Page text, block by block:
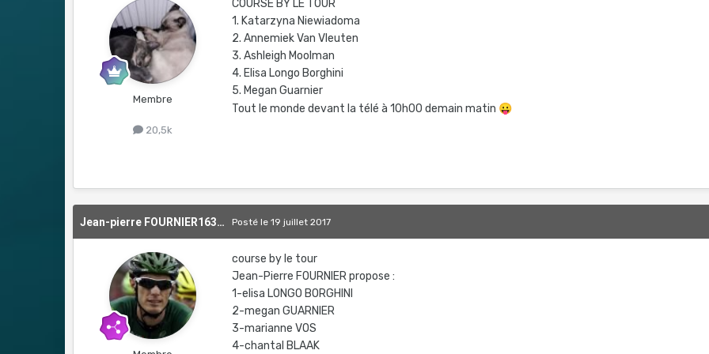
Membre
20,5k
COURSE BY LE TOUR
1. Katarzyna Niewiadoma
2. Annemiek Van Vleuten
3. Ashleigh Moolman
4. Elisa Longo Borghini
5. Megan Guarnier
Tout le monde devant la télé à 10h00 demain matin 😛
Jean-pierre FOURNIER1639476465 Postéle 19 juillet 2017
course by le tour
Jean-Pierre FOURNIER propose :
1-elisa LONGO BORGHINI
2-megan GUARNIER
3-marianne VOS
4-chantal BLAAK